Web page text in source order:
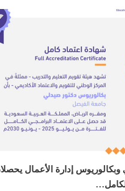
وبكالوريوس إدارة الأعمال